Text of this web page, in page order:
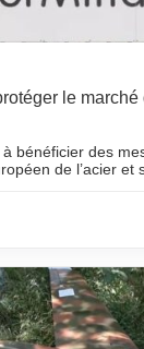
le marché
bénéficier des
de l’acier et